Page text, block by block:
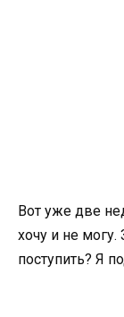
Вот уже две
хочу и не
поступить? Я